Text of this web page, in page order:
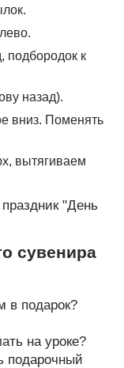
подбородок к
назад).
вниз. Поменять
вытягиваем
"День
сувенира
в подарок?
на уроке?
подарочный